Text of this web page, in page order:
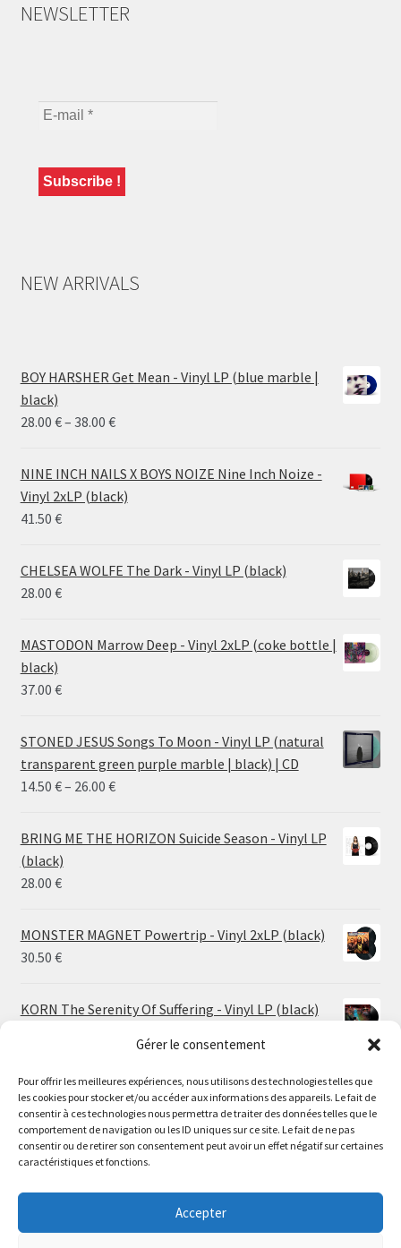
Gérer le consentement
Pour offrir les meilleures expériences, nous utilisons des technologies telles que
les cookies pour stocker et/ou accéder aux informations des appareils. Le fait de
consentir à ces technologies nous permettra de traiter des données telles que le
comportement de navigation ou les ID uniques sur ce site. Le fait de ne pas
consentir ou de retirer son consentement peut avoir un effet négatif sur certaines
caractéristiques et fonctions.
Accepter
Le magasin de Lyon sera fermé du 30 juillet au 17 août
inclus. Les commandes seront expédiées à partir du 18
The physical record shop will be closed from july 30th to
august 17th included. Online orders will start shipping on
NEWSLETTER
NEW ARRIVALS
BOY HARSHER Get Mean - Vinyl LP (blue marble |
black)
28.00 €– 38.00 €Price
28.00 €
through
NINE INCH NAILS X BOYS NOIZE Nine Inch Noize -
Vinyl 2xLP (black)
41.50 €
CHELSEA WOLFE The Dark - Vinyl LP (black)
28.00 €
MASTODON Marrow Deep - Vinyl 2xLP (coke bottle |
black)
37.00 €
STONED JESUS Songs To Moon - Vinyl LP (natural
transparent green purple marble | black) | CD
14.50 €– 26.00 €Price
14.50 €
BRING ME THE HORIZON Suicide Season - Vinyl LP
(black)
28.00 €
MONSTER MAGNET Powertrip - Vinyl 2xLP (black)
30.50 €
KORN The Serenity Of Suffering - Vinyl LP (black)
HO99O9 Tomorrow We Escape - Vinyl LP (picture
disc)
25.00€